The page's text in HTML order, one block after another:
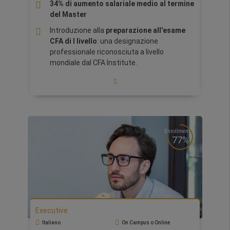
(European Foundation for Management
Development).
34% di aumento salariale medio al termine
del Master
Introduzione alla preparazione all'esame
CFA di I livello: una designazione
professionale riconosciuta a livello
mondiale dal CFA Institute.
Practice Oriented:Gli studenti oltre
Opportunità e networkingcon le principali
realtà finanziarie, tra cui:
Intesa San Paolo,
Unicredit e BNL.
Eccellere nell'ambito finanziario,
le tendenze e sviluppare competenze
avanzate in finanza, mercati finanziari e
banking.
International Bootcampin Sillicon Valley,
Enrollment
77%
Executive
Italiano On Campus o Online